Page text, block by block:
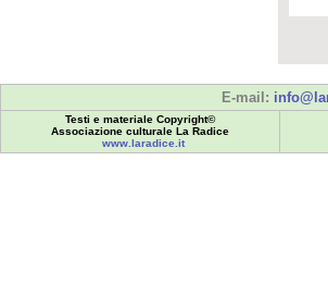
E-mail:
Testi e materiale Copyright©
Associazione culturale La Radice
www.laradice.it